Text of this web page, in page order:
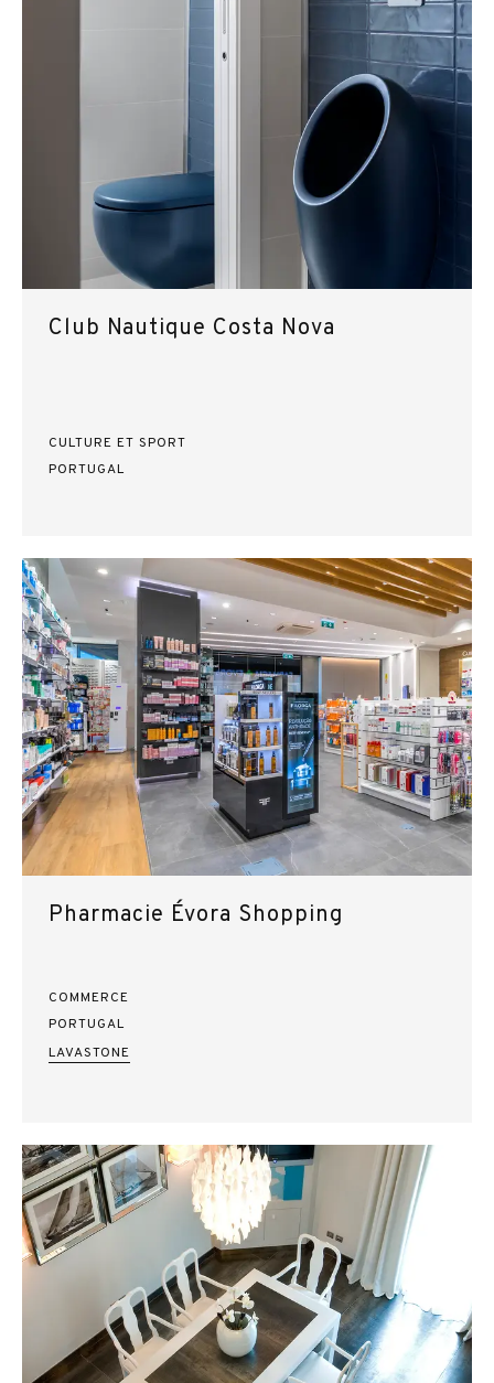
Club Nautique Costa Nova
CULTURE ET SPORT
PORTUGAL
Pharmacie Évora Shopping
COMMERCE
PORTUGAL
LAVASTONE